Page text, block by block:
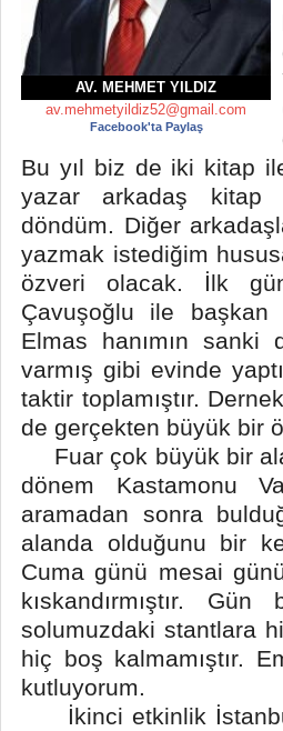
AV. MEHMET YILDIZ
av.mehmetyildiz52@gmail.com
Facebook'ta Paylaş
Bu yıl biz de iki kitap
yazar arkadaş kitap
döndüm. Diğer
yazmak istediğim
özveri olacak. İlk
Çavuşoğlu ile başkan
Elmas hanımın
varmış gibi evinde
taktir toplamıştır.
de gerçekten büyük bir
Fuar çok büyük bir
dönem Kastamonu
aramadan sonra
alanda olduğunu bir
Cuma günü mesai
kıskandırmıştır.
solumuzdaki stantlara
hiç boş kalmamıştır.
kutluyorum.
İkinci etkinlik